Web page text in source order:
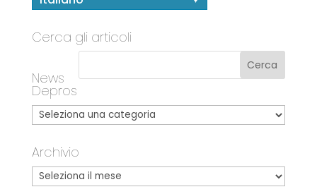
Cerca gli articoli
News
Depros
Archivio